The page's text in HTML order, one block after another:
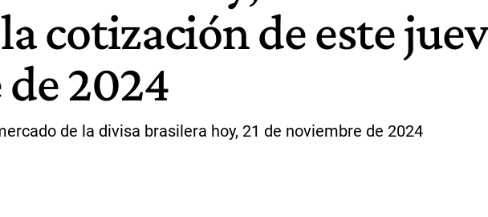
cotización de este
2024
de la divisa brasilera hoy, 21 de noviembre de 2024